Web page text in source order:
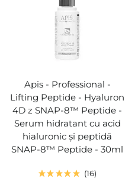
Apis - Professional -
Lifting Peptide - Hyaluron
4D z SNAP-8™ Peptide -
Serum hidratant cu acid
hialuronic și peptidă
SNAP-8™ Peptide - 30ml
16